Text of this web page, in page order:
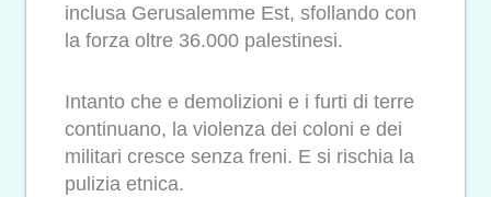
inclusa Gerusalemme Est, sfollando con
la forza oltre 36.000 palestinesi.
Intanto che e demolizioni e i furti di terre
continuano, la violenza dei coloni e dei
militari cresce senza freni. E si rischia la
pulizia etnica.